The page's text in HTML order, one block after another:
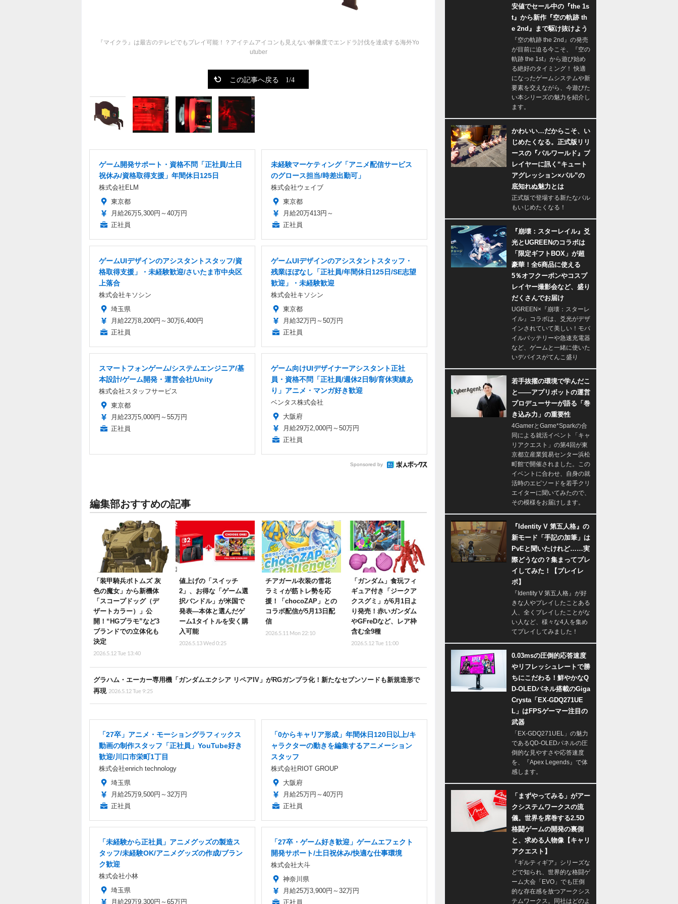
『マイクラ』は最古のテレビでもプレイ可能！？アイテムアイコンも見えない解像度でエンドラ討伐を達成する海外Yo
utuber
この記事へ戻る 1/4
ゲーム開発サポート・資格不問「正社員/土日
祝休み/資格取得支援」年間休日125日
株式会社ELM
東京都
月給26万5,300円～40万円
正社員
未経験マーケティング「アニメ配信サービス
のグロース担当/時差出勤可」
株式会社ウェイブ
東京都
月給20万413円～
正社員
ゲームUIデザインのアシスタントスタッフ/資
格取得支援」・未経験歓迎/さいたま市中央区
上落合
株式会社キソシン
埼玉県
月給22万8,200円～30万6,400円
正社員
ゲームUIデザインのアシスタントスタッフ・
残業ほぼなし「正社員/年間休日125日/SE志望
歓迎」・未経験歓迎
株式会社キソシン
東京都
月給32万円～50万円
正社員
スマートフォンゲーム/システムエンジニア/基
本設計/ゲーム開発・運営会社/Unity
株式会社スタッフサービス
東京都
月給23万5,000円～55万円
正社員
ゲーム向けUIデザイナーアシスタント正社
員・資格不問「正社員/週休2日制/育休実績あ
り」アニメ・マンガ好き歓迎
ベンタス株式会社
大阪府
月給29万2,000円～50万円
正社員
Sponsored by
編集部おすすめの記事
「装甲騎兵ボトムズ 灰
色の魔女」から新機体
「スコープドッグ（デ
ザートカラー）」公
開！“HGプラモ”など3
ブランドでの立体化も
決定
2026.5.12 Tue 13:40
値上げの「スイッチ
2」、お得な「ゲーム選
択バンドル」が米国で
発表―本体と選んだゲ
ーム1タイトルを安く購
入可能
2026.5.13 Wed 0:25
チアガール衣装の雪花
ラミィが筋トレ勢を応
援！「chocoZAP」との
コラボ配信が5月13日配
信
2026.5.11 Mon 22:10
「ガンダム」食玩フィ
ギュア付き「ジークア
クスグミ」が6月1日よ
り発売！赤いガンダム
やGFreDなど、レア枠
含む全9種
2026.5.12 Tue 11:00
グラハム・エーカー専用機「ガンダムエクシア リペアIV」がRGガンプラ化！新たなセブンソードも新規造形で
再現 2026.5.12 Tue 9:25
「27卒」アニメ・モーショングラフィックス
動画の制作スタッフ「正社員」YouTube好き
歓迎/川口市栄町1丁目
株式会社enrich technology
埼玉県
月給25万9,500円～32万円
正社員
「0からキャリア形成」年間休日120日以上/キ
ャラクターの動きを編集するアニメーション
スタッフ
株式会社RIOT GROUP
大阪府
月給25万円～40万円
正社員
「未経験から正社員」アニメグッズの製造ス
タッフ/未経験OK/アニメグッズの作成/ブラン
ク歓迎
株式会社小林
埼玉県
月給29万9,300円～65万円
「27卒・ゲーム好き歓迎」ゲームエフェクト
開発サポート/土日祝休み/快適な仕事環境
株式会社大斗
神奈川県
月給25万3,900円～32万円
正社員
安値でセール中の『the 1s
t』から新作『空の軌跡 th
e 2nd』まで駆け抜けよう
『空の軌跡 the 2nd』の発売
が目前に迫る今こそ、『空の
軌跡 the 1st』から遊び始め
る絶好のタイミング！ 快適
になったゲームシステムや新
要素を交えながら、今遊びた
い本シリーズの魅力を紹介し
ます。
かわいい…だからこそ、い
じめたくなる。正式版リリ
ースの『パルワールド』プ
レイヤーに訊く“キュート
アグレッション×パル”の
底知れぬ魅力とは
正式版で登場する新たなパル
もいじめたくなる！
『崩壊：スターレイル』爻
光とUGREENのコラボは
「限定ギフトBOX」が超
豪華！全6商品に使える
5％オフクーポンやコスプ
レイヤー撮影会など、盛り
だくさんでお届け
UGREEN×『崩壊：スターレ
イル』コラボは、爻光がデザ
インされていて美しい！モバ
イルバッテリーや急速充電器
など、ゲームと一緒に使いた
いデバイスがてんこ盛り
若手抜擢の環境で学んだこ
と――アプリボットの運営
プロデューサーが語る「巻
き込み力」の重要性
4GamerとGame*Sparkの合
同による就活イベント「キャ
リアクエスト」の第4回が東
京都立産業貿易センター浜松
町館で開催されました。この
イベントに合わせ、自身の就
活時のエピソードを若手クリ
エイターに聞いてみたので、
その模様をお届けします。
『Identity V 第五人格』の
新モード「手記の加筆」は
PvEと聞いたけれど……実
際どうなの？集まってプレ
イしてみた！【プレイレ
ポ】
『Identity V 第五人格』が好
きな人やプレイしたことある
人、全くプレイしたことがな
い人など、様々な4人を集め
てプレイしてみました！
0.03msの圧倒的応答速度
やリフレッシュレートで勝
ちにこだわる！鮮やかなQ
D-OLEDパネル搭載のGiga
Crysta「EX-GDQ271UE
L」はFPSゲーマー注目の
武器
「EX-GDQ271UEL」の魅力
であるQD-OLEDパネルの圧
倒的な見やすさや応答速度
を、『Apex Legends』で体
感します。
「まずやってみる」がアー
クシステムワークスの流
儀。世界を席巻する2.5D
格闘ゲームの開発の裏側
と、求める人物像【キャリ
アクエスト】
『ギルティギア』シリーズな
どで知られ、世界的な格闘ゲ
ーム大会「EVO」でも圧倒
的な存在感を放つアークシス
テムワークス。同社はどのよ